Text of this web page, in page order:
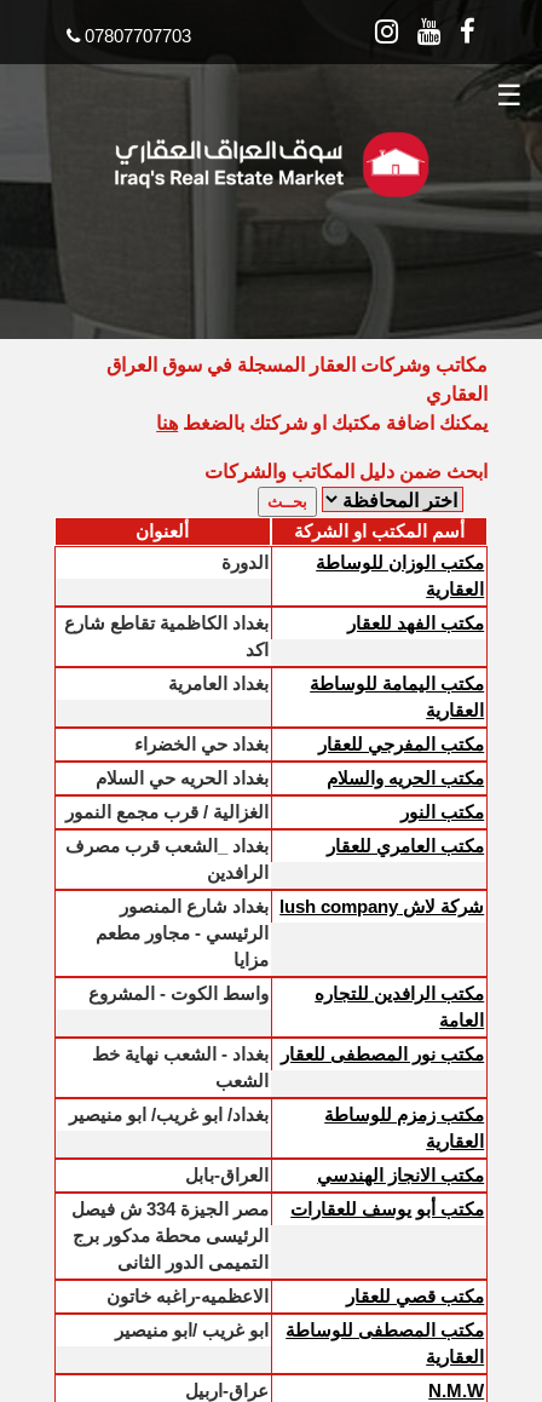
07807707703
☰
مكاتب وشركات العقار المسجلة في سوق العراق
العقاري
يمكنك اضافة مكتبك او شركتك بالضغط هنا
ابحث ضمن دليل المكاتب والشركات
أسم المكتب او الشركة
ألعنوان
مكتب الوزان للوساطة
العقارية
الدورة
مكتب الفهد للعقار
بغداد الكاظمية تقاطع شارع
اكد
مكتب اليمامة للوساطة
العقارية
بغداد العامرية
مكتب المفرجي للعقار
بغداد حي الخضراء
مكتب الحريه والسلام
بغداد الحريه حي السلام
مكتب النور
الغزالية / قرب مجمع النمور
مكتب العامري للعقار
بغداد _الشعب قرب مصرف
الرافدين
شركة لاش lush company
بغداد شارع المنصور
الرئيسي - مجاور مطعم
مزايا
مكتب الرافدين للتجاره
العامة
واسط الكوت - المشروع
مكتب نور المصطفى للعقار
بغداد - الشعب نهاية خط
الشعب
مكتب زمزم للوساطة
العقارية
بغداد/ ابو غريب/ ابو منيصير
مكتب الانجاز الهندسي
العراق-بابل
مكتب أبو يوسف للعقارات
مصر الجيزة 334 ش فيصل
الرئيسى محطة مدكور برج
التميمى الدور الثانى
مكتب قصي للعقار
الاعظميه-راغبه خاتون
مكتب المصطفى للوساطة
العقارية
ابو غريب /ابو منيصير
N.M.W
عراق-اربيل